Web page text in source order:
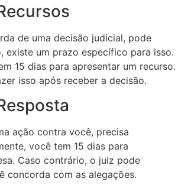
de uma decisão judicial, pode
existe um prazo específico para isso.
15 dias para apresentar um recurso.
isso após receber a decisão.
ação contra você, precisa
você tem 15 dias para
Caso contrário, o juiz pode
concorda com as alegações.